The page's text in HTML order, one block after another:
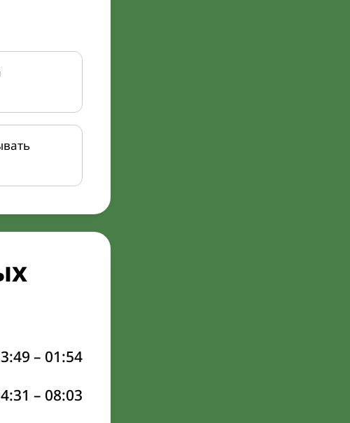
– 01:54
– 08:03